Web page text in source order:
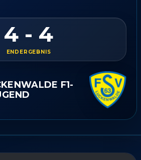
4 - 4
ENDERGEBNIS
F1-